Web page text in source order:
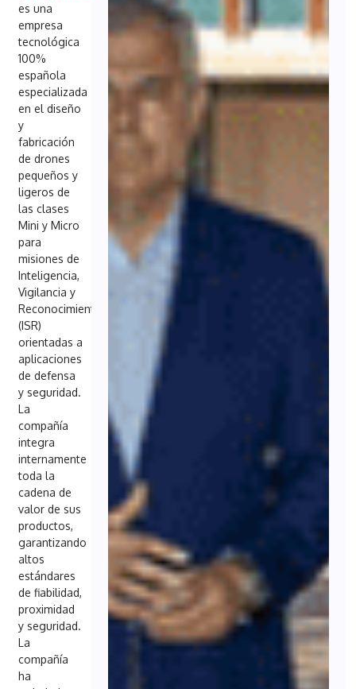
es una
empresa
tecnológica
100%
española
especializada
en el diseño
y
fabricación
de drones
pequeños y
ligeros de
las clases
Mini y Micro
para
misiones de
Inteligencia,
Vigilancia y
Reconocimiento
(ISR)
orientadas a
aplicaciones
de defensa
y seguridad.
La
compañía
integra
internamente
toda la
cadena de
valor de sus
productos,
garantizando
altos
estándares
de fiabilidad,
proximidad
y seguridad.
La
compañía
ha